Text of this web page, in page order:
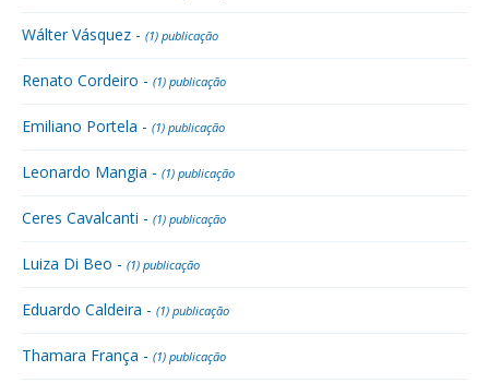
Wálter Vásquez - (1) publicação
Renato Cordeiro - (1) publicação
Emiliano Portela - (1) publicação
Leonardo Mangia - (1) publicação
Ceres Cavalcanti - (1) publicação
Luiza Di Beo - (1) publicação
Eduardo Caldeira - (1) publicação
Thamara França - (1) publicação